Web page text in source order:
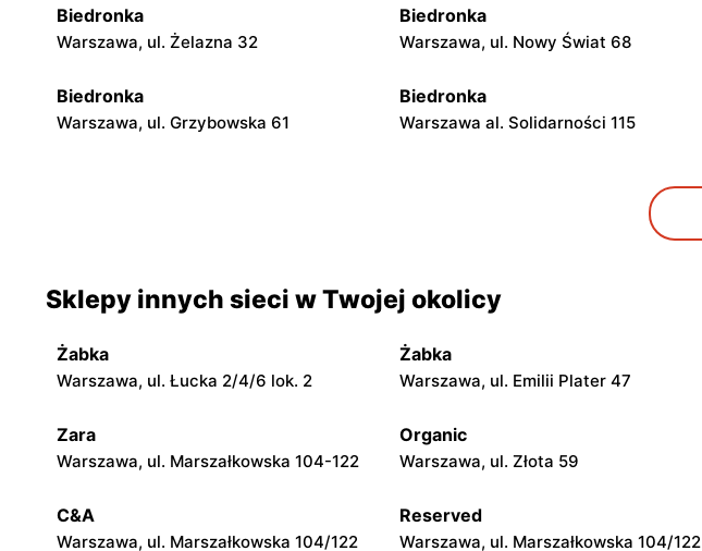
Biedronka
Warszawa, ul. Żelazna 32
Biedronka
Warszawa, ul. Nowy Świat 68
Biedronka
Warszawa, ul. Grzybowska 61
Biedronka
Warszawa al. Solidarności 115
Warszawa al. Solidarności 86 88
Biedronka Biedronka
Niemcewicza 26
Warszawa, ul. Leszno 15 Warszawa, ul. Stanisława Dubois 5A
Warszawa, ul. Obozowa 16 Warszawa, ul. Targowa 24
Sklepy innych sieci w Twojej okolicy
Żabka
Warszawa, ul. Łucka 2/4/6 lok. 2
Żabka
Warszawa, ul. Emilii Plater 47
Zara
Warszawa, ul. Marszałkowska 104-122
Organic
Warszawa, ul. Złota 59
C&A
Warszawa, ul. Marszałkowska 104/122
Reserved
Warszawa, ul. Marszałkowska 104/122